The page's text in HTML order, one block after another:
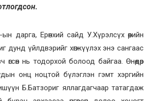
дарга, Ерөнхий сайд У.Хүрэлсүх өөрийн
дунд үйлдвэрийг хөгжүүлэх энэ сангаас
өгсөн нь тодорхой болоод байгаа. Өнөөдөр
онц ноцтой бүлэглэн гэмт хэргийн
Б.Батзориг яллагдагчаар татагдаж